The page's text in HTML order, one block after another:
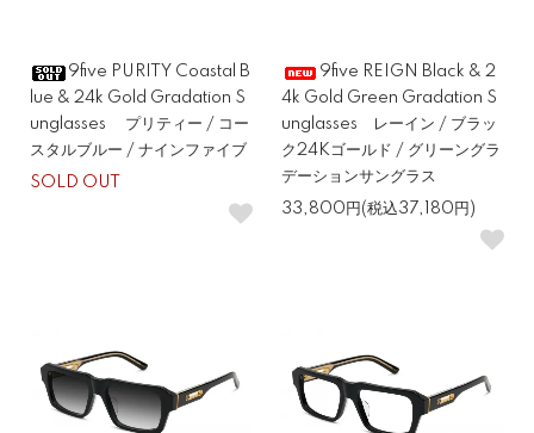
9five PURITY Coastal B
lue & 24k Gold Gradation S
unglasses プリティー / コー
スタルブルー / ナインファイブ
SOLD OUT
9five REIGN Black & 2
4k Gold Green Gradation S
unglasses レーイン / ブラッ
ク24Kゴールド / グリーングラ
デーションサングラス
33,800円(税込37,180円)